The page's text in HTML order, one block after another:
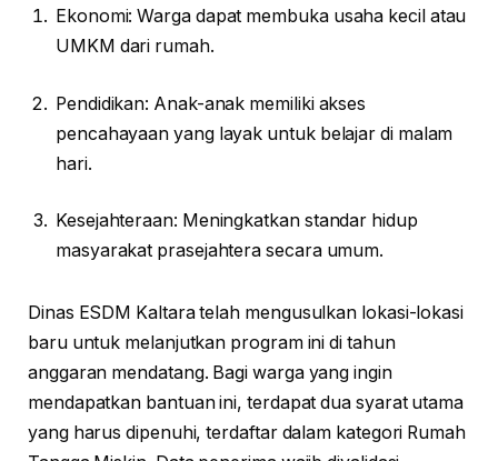
Ekonomi: Warga dapat membuka usaha kecil atau
UMKM dari rumah.
Pendidikan: Anak-anak memiliki akses
pencahayaan yang layak untuk belajar di malam
hari.
Kesejahteraan: Meningkatkan standar hidup
masyarakat prasejahtera secara umum.
Dinas ESDM Kaltara telah mengusulkan lokasi-lokasi
baru untuk melanjutkan program ini di tahun
anggaran mendatang. Bagi warga yang ingin
mendapatkan bantuan ini, terdapat dua syarat utama
yang harus dipenuhi, terdaftar dalam kategori Rumah